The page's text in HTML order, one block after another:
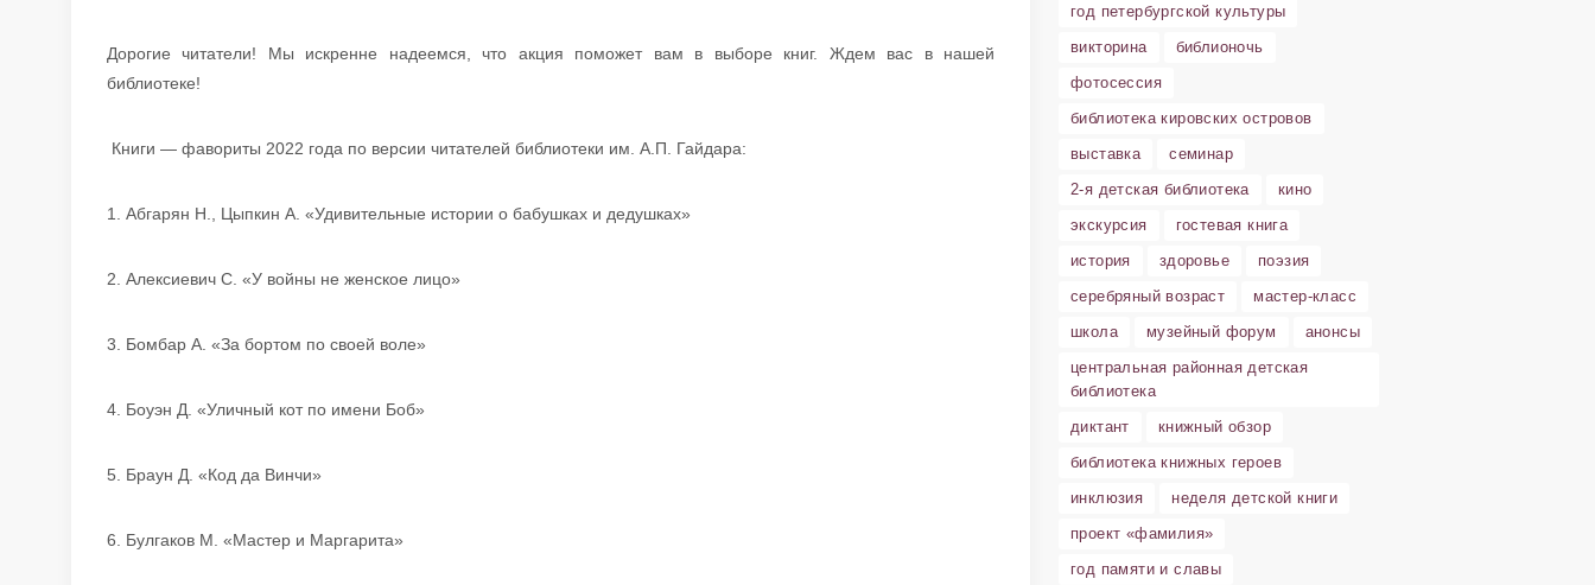
Дорогие читатели! Мы искренне надеемся, что акция поможет вам в выборе книг. Ждем вас в нашей
библиотеке!
Книги — фавориты 2022 года по версии читателей библиотеки им. А.П. Гайдара:
1. Абгарян Н., Цыпкин А. «Удивительные истории о бабушках и дедушках»
2. Алексиевич С. «У войны не женское лицо»
3. Бомбар А. «За бортом по своей воле»
4. Боуэн Д. «Уличный кот по имени Боб»
5. Браун Д. «Код да Винчи»
6. Булгаков М. «Мастер и Маргарита»
год петербургской культуры
викторина
библионочь
фотосессия
библиотека кировских островов
выставка
семинар
2-я детская библиотека
кино
экскурсия
гостевая книга
история
здоровье
поэзия
серебряный возраст
мастер-класс
школа
музейный форум
анонсы
центральная районная детская
библиотека
диктант
книжный обзор
библиотека книжных героев
инклюзия
неделя детской книги
проект «фамилия»
год памяти и славы